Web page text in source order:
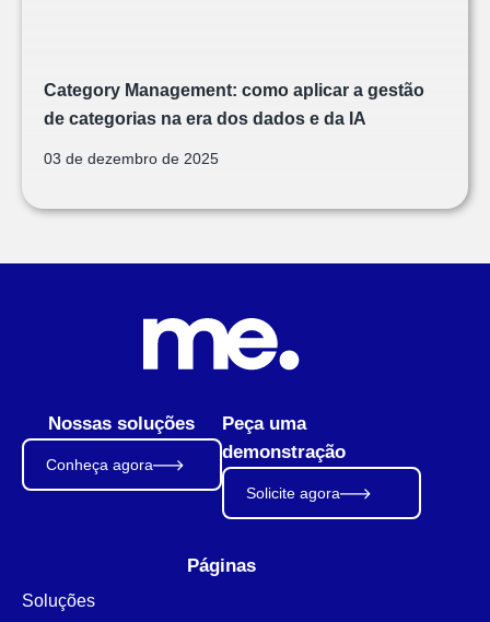
Category Management: como aplicar a gestão
de categorias na era dos dados e da IA
03 de dezembro de 2025
Nossas soluções
Conheça agora
Peça uma
demonstração
Solicite agora
Páginas
Soluções